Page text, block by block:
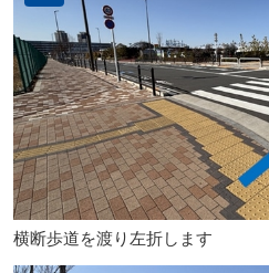
横断歩道を渡り左折します